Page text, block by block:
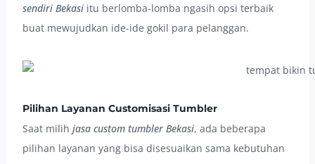
sendiri Bekasi itu berlomba-lomba ngasih opsi terbaik
buat mewujudkan ide-ide gokil para pelanggan.
Pilihan Layanan Customisasi Tumbler
Saat milih jasa custom tumbler Bekasi, ada beberapa
pilihan layanan yang bisa disesuaikan sama kebutuhan